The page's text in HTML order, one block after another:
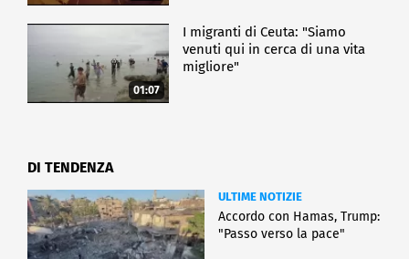
01:07
I migranti di Ceuta: "Siamo
venuti qui in cerca di una vita
migliore"
DI TENDENZA
ULTIME NOTIZIE
Accordo con Hamas, Trump:
"Passo verso la pace"